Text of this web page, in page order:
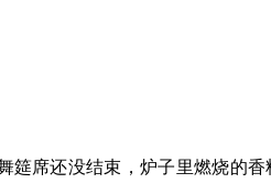
筵席还没结束，炉子里燃烧的